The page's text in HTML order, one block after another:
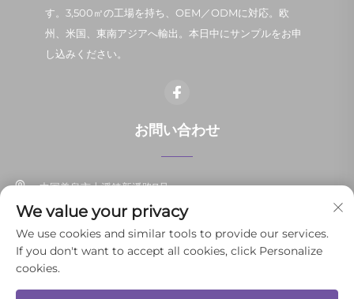
す。3,500㎡の工場を持ち、OEM／ODMに対応。欧
州、米国、東南アジアへ輸出。本日中にサンプルをお申
し込みください。
お問い合わせ
中国義烏市上溪鎮新潘路7号
+86-13037647878
[email protected]
We value your privacy
We use cookies and similar tools to provide our services.
If you don't want to accept all cookies, click Personalize
cookies.